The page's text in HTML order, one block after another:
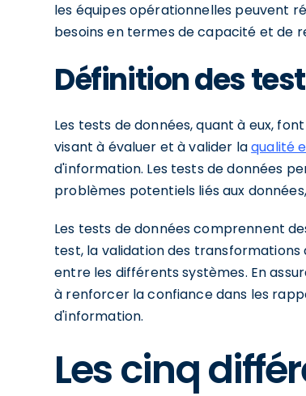
les équipes opérationnelles peuvent
besoins en termes de capacité et de
Définition des
Les tests de données, quant à eux,
visant à évaluer et à valider laqualité
d'information. Les tests de données
problèmes potentiels liés aux
Les tests de données comprennent
test, la validation des
entre les différents systèmes. En
à renforcer la confiance dans les
d'information.
Les cinq